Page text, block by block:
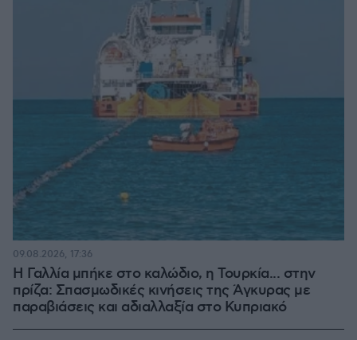
Η Γαλλία μπήκε στο καλώδιο, η Τουρκία... στην
πρίζα: Σπασμωδικές κινήσεις της Άγκυρας με
παραβιάσεις και αδιαλλαξία στο Κυπριακό
09.08.2026, 17:36